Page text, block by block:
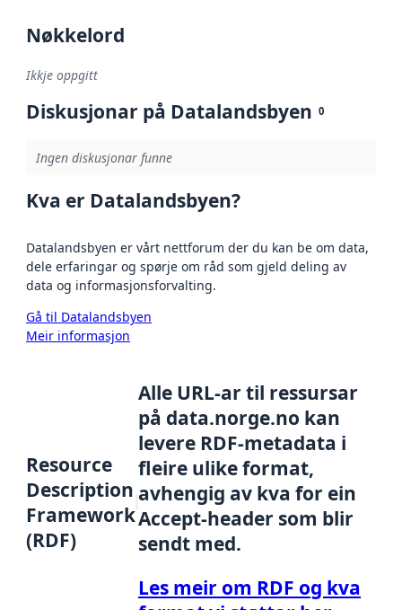
Nøkkelord
Ikkje oppgitt
Diskusjonar på Datalandsbyen 0
Ingen diskusjonar funne
Kva er Datalandsbyen?
Datalandsbyen er vårt nettforum der du kan be om data,
dele erfaringar og spørje om råd som gjeld deling av
data og informasjonsforvalting.
Gå til Datalandsbyen
Meir informasjon
Resource
Description
Framework
(RDF)
Alle URL-ar til ressursar
på data.norge.no kan
levere RDF-metadata i
fleire ulike format,
avhengig av kva for ein
Accept-header som blir
sendt med.
Les meir om RDF og kva